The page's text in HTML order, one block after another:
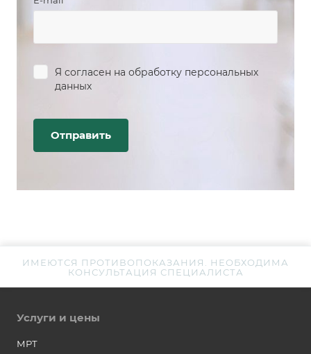
Я согласен на обработку персональных
данных
ИМЕЮТСЯ ПРОТИВОПОКАЗАНИЯ. НЕОБХОДИМА
КОНСУЛЬТАЦИЯ СПЕЦИАЛИСТА
Услуги и цены
МРТ